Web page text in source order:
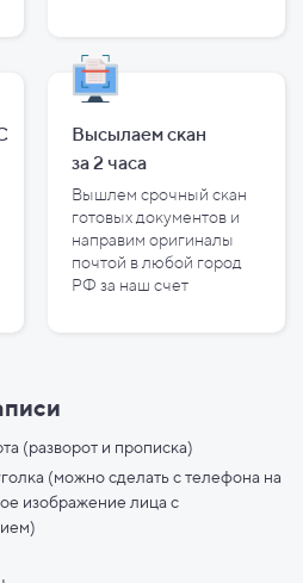
Высылаем скан
за2 часа
Вышлем срочный скан
готовых документов и
направим оригиналы
почтой в любой город
РФ за наш счет
(разворот и прописка)
(можно сделать с телефона на
изображение лица с